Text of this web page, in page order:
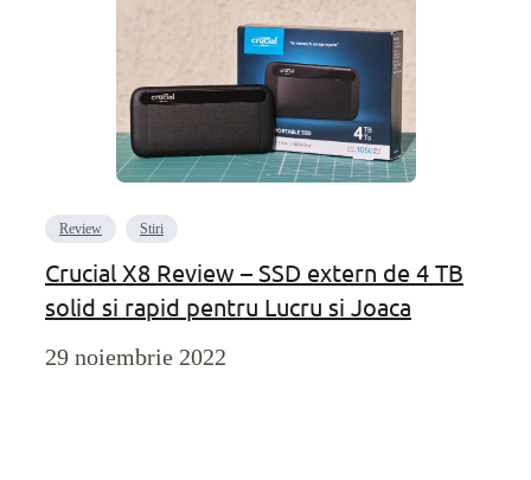
Review Stiri
Crucial X8 Review – SSD extern de 4 TB
solid si rapid pentru Lucru si Joaca
29 noiembrie 2022